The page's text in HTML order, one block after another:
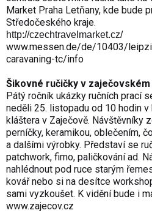
Market Praha Letňany, kde bude
Středočeského kraje.
http://czechtravelmarket.cz/
www.messen.de/de/10403/
caravaning-tc/info
Šikovné ručičky v
Pátý ročník ukázky ručních prací
neděli 25. listopadu od 10 hodin
kláštera v Zaječově. Návštěvníky
perníčky, keramikou, oblečením,
a dalšími výrobky. Představí se
patchwork, fimo, paličkování ad.
nahlédnout pod ruce starým
kovář nebo si na desítce
sami vyzkoušet. K vidění bude i
www.zajecov.cz